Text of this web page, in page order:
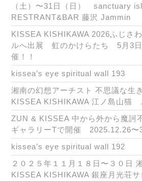
（土）〜31日（日） sanctuary
RESTRANT&BAR 藤沢 Jammin
KISSEA KISHIKAWA 2026ふじさ
ルへ出展 虹のかけらたち 5月3日
催！！
kissea’s eye spiritual wall 193
湘南の幻想アーチスト 不思議な生
KISSEA KISHIKAWA 江ノ島山猫
ZUN & KISSEA 中から外から魔訶
ギャラリーTで開催 2025.12.26〜
kissea’s eye spiritual wall 192
２０２５年１１月１８日〜３０日
KISSEA KISHIKAWA 銀座月光荘